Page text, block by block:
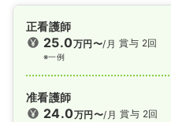
正看護師
25.0万円〜/月
※一例
賞与 2回
准看護師
24.0万円〜/月 賞与 2回